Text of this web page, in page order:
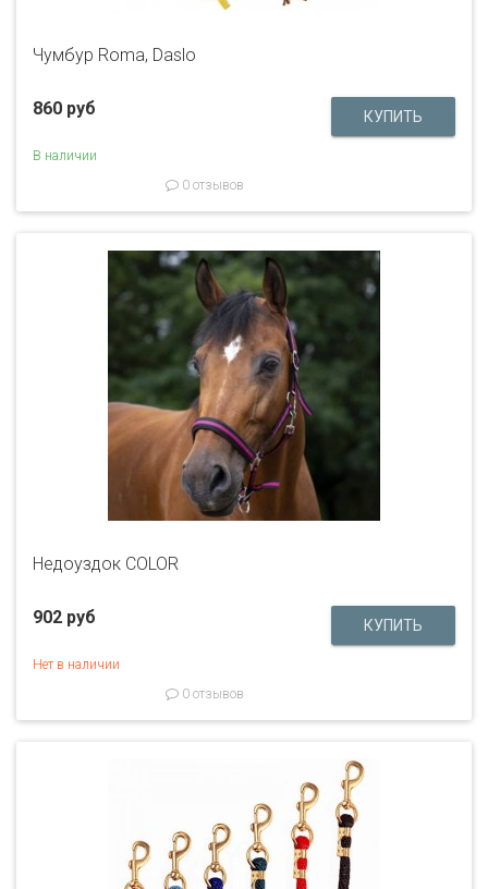
Чумбур Roma, Daslо
860 руб
В наличии
0 отзывов
Недоуздок COLOR
902 руб
Нет в наличии
0 отзывов